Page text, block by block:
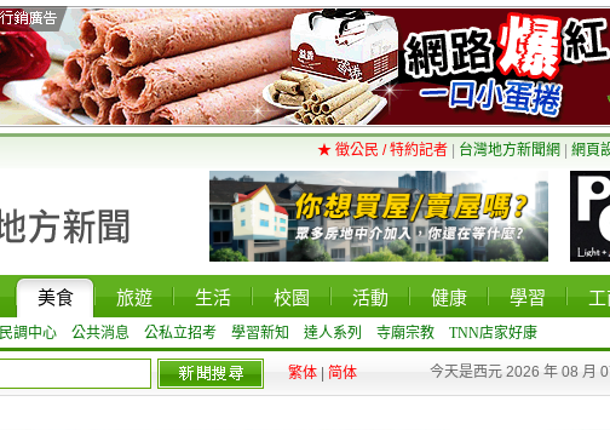
★ 徵公民 / 特約記者 台灣地方新聞網 網頁
美食 旅遊 生活 校園 活動 健康 學習 工
民調中心 公共消息 公私立招考 學習新知 達人系列 寺廟宗教 TNN店家好康
繁体 简体 今天是西元 2026 年 08 月